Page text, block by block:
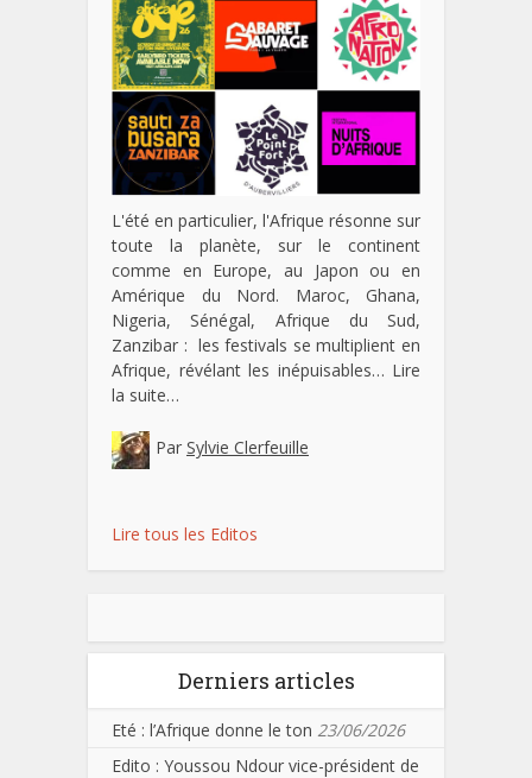
L'été en particulier, l'Afrique résonne sur
toute la planète, sur le continent
comme en Europe, au Japon ou en
Amérique du Nord. Maroc, Ghana,
Nigeria, Sénégal, Afrique du Sud,
Zanzibar : les festivals se multiplient en
Afrique, révélant les inépuisables… Lire
la suite…
Par Sylvie Clerfeuille
Lire tous les Editos
Derniers articles
Eté : l’Afrique donne le ton 23/06/2026
Edito : Youssou Ndour vice-président de